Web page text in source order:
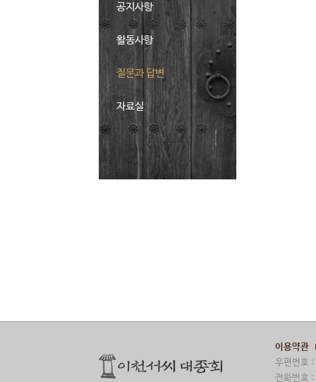
공지사항
활동사항
질문과 답변
자료실
이용약관
우편번호
전화번